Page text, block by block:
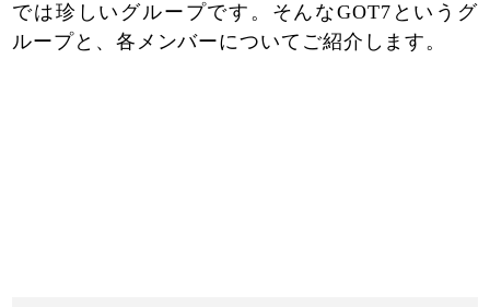
では珍しいグループです。そんなGOT7というグ
ループと、各メンバーについてご紹介します。